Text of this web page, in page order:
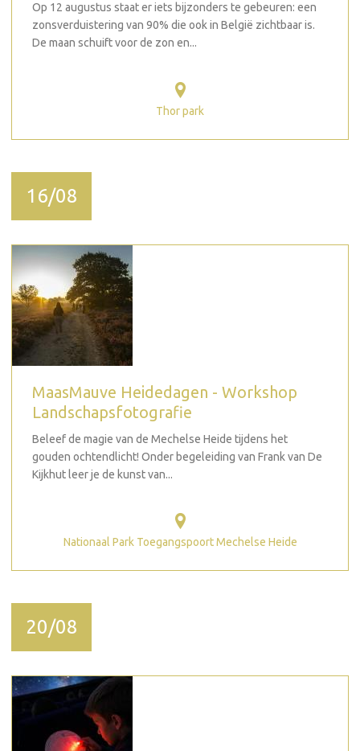
Op 12 augustus staat er iets bijzonders te gebeuren: een
zonsverduistering van 90% die ook in België zichtbaar is.
De maan schuift voor de zon en...
Thor park
16/08
MaasMauve Heidedagen - Workshop
Landschapsfotografie
Beleef de magie van de Mechelse Heide tijdens het
gouden ochtendlicht! Onder begeleiding van Frank van De
Kijkhut leer je de kunst van...
Nationaal Park Toegangspoort Mechelse Heide
20/08